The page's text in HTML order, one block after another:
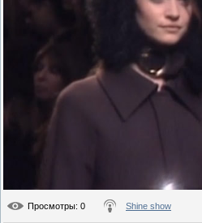
Просмотры: 0 Shine show